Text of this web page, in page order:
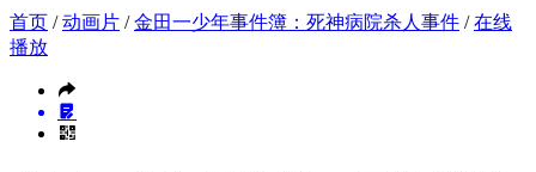
首页 /动画片 /金田一少年事件簿：死神病院杀人事件 /在线
播放